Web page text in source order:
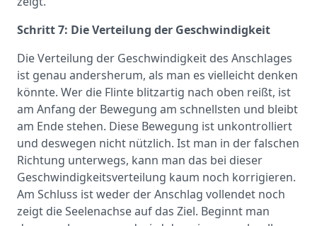
Schritt 7: Die Verteilung der Geschwindigkeit
Die Verteilung der Geschwindigkeit des Anschlages
ist genau andersherum, als man es vielleicht denken
könnte. Wer die Flinte blitzartig nach oben reißt, ist
am Anfang der Bewegung am schnellsten und bleibt
am Ende stehen. Diese Bewegung ist unkontrolliert
und deswegen nicht nützlich. Ist man in der falschen
Richtung unterwegs, kann man das bei dieser
Geschwindigkeitsverteilung kaum noch korrigieren.
Am Schluss ist weder der Anschlag vollendet noch
zeigt die Seelenachse auf das Ziel. Beginnt man